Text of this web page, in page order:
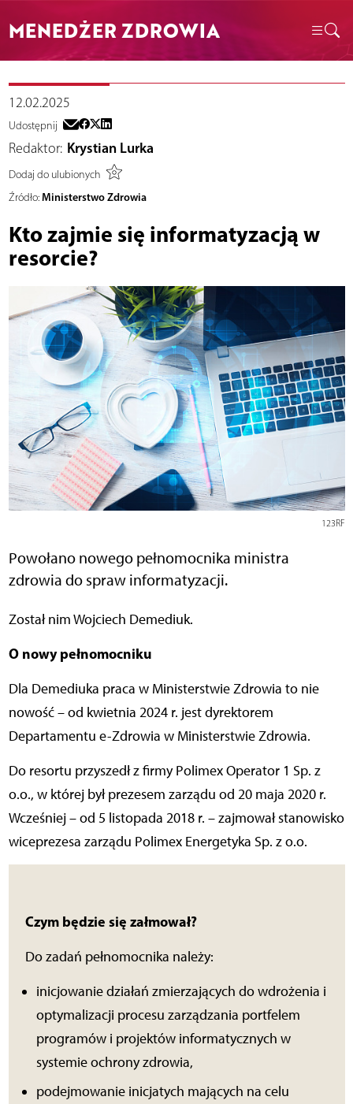
MENEDŻER ZDROWIA
12.02.2025
Udostępnij
Redaktor: Krystian Lurka
Dodaj do ulubionych
Źródło: Ministerstwo Zdrowia
Kto zajmie się informatyzacją w
resorcie?
123RF
Powołano nowego pełnomocnika ministra
zdrowia do spraw informatyzacji.
Został nim Wojciech Demediuk.
O nowy pełnomocniku
Dla Demediuka praca w Ministerstwie Zdrowia to nie
nowość – od kwietnia 2024 r. jest dyrektorem
Departamentu e-Zdrowia w Ministerstwie Zdrowia.
Do resortu przyszedł z firmy Polimex Operator 1 Sp. z
o.o., w której był prezesem zarządu od 20 maja 2020 r.
Wcześniej – od 5 listopada 2018 r. – zajmował stanowisko
wiceprezesa zarządu Polimex Energetyka Sp. z o.o.
Czym będzie się załmował?
Do zadań pełnomocnika należy:
inicjowanie działań zmierzających do wdrożenia i
optymalizacji procesu zarządzania portfelem
programów i projektów informatycznych w
systemie ochrony zdrowia,
podejmowanie inicjatych mających na celu